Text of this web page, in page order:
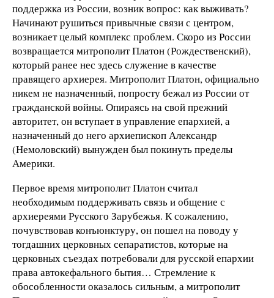
поддержка из России, возник вопрос: как выживать?
Начинают рушиться привычные связи с центром,
возникает целый комплекс проблем. Скоро из России
возвращается митрополит Платон (Рождественский),
который ранее нес здесь служение в качестве
правящего архиерея. Митрополит Платон, официально
никем не назначенный, попросту бежал из России от
гражданской войны. Опираясь на свой прежний
авторитет, он вступает в управление епархией, а
назначенный до него архиепископ Александр
(Немоловский) вынужден был покинуть пределы
Америки.
Первое время митрополит Платон считал
необходимым поддерживать связь и общение с
архиереями Русского Зарубежья. К сожалению,
почувствовав конъюнктуру, он пошел на поводу у
тогдашних церковных сепаратистов, которые на
церковных съездах потребовали для русской епархии
права автокефального бытия… Стремление к
обособленности оказалось сильным, а митрополит